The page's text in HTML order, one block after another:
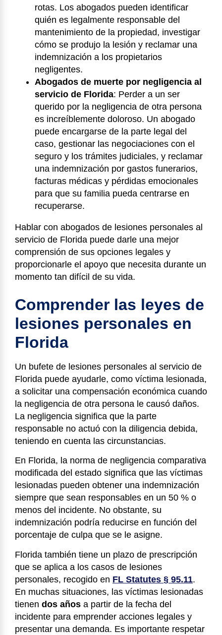
rotas. Los abogados pueden identificar
quién es legalmente responsable del
mantenimiento de la propiedad, investigar
cómo se produjo la lesión y reclamar una
indemnización a los propietarios
negligentes.
Abogados de muerte por negligencia al
servicio de Florida: Perder a un ser
querido por la negligencia de otra persona
es increíblemente doloroso. Un abogado
puede encargarse de la parte legal del
caso, gestionar las negociaciones con el
seguro y los trámites judiciales, y reclamar
una indemnización por gastos funerarios,
facturas médicas y pérdidas emocionales
para que su familia pueda centrarse en
recuperarse.
Hablar con abogados de lesiones personales al
servicio de Florida puede darle una mejor
comprensión de sus opciones legales y
proporcionarle el apoyo que necesita durante un
momento tan difícil de su vida.
Comprender las leyes de
lesiones personales en
Florida
Un bufete de lesiones personales al servicio de
Florida puede ayudarle, como víctima lesionada,
a solicitar una compensación económica cuando
la negligencia de otra persona le causó daños.
La negligencia significa que la parte
responsable no actuó con la diligencia debida,
teniendo en cuenta las circunstancias.
En Florida, la norma de negligencia comparativa
modificada del estado significa que las víctimas
lesionadas pueden obtener una indemnización
siempre que sean responsables en un 50 % o
menos del incidente. No obstante, su
indemnización podría reducirse en función del
porcentaje de culpa que se le asigne.
Florida también tiene un plazo de prescripción
que se aplica a los casos de lesiones
personales, recogido en FL Statutes § 95.11.
En muchas situaciones, las víctimas lesionadas
tienen dos años a partir de la fecha del
incidente para emprender acciones legales y
presentar una demanda. Es importante respetar